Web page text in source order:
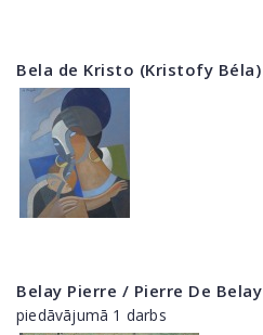
Bela de Kristo (Kristofy Béla)
Belay Pierre / Pierre De Belay
piedāvājumā 1 darbs